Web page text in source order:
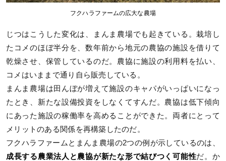
フクハラファームの広大な農場
じつはこうした変化は、まんま農場でも起きている。栽培し
たコメのほぼ半分を、数年前から地元の農協の施設を借りて
乾燥させ、保管しているのだ。農協に施設の利用料を払い、
コメはいままで通り自ら販売している。
まんま農場は田んぼが増えて施設のキャパがいっぱいになっ
たとき、新たな設備投資をしなくてすんだ。農協は低下傾向
にあった施設の稼働率を高めることができた。両者にとって
メリットのある関係を再構築したのだ。
フクハラファームとまんま農場の2つの例が示しているのは、
成長する農業法人と農協が新たな形で結びつく可能性だ。か